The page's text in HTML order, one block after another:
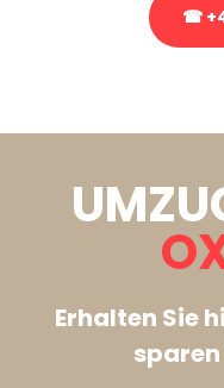
☎
Erhalten Sie